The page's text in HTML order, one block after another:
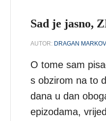
Sad je jasno,
AUTOR: DRAGAN
O tome sam
s obzirom na to
dana u dan
epizodama,